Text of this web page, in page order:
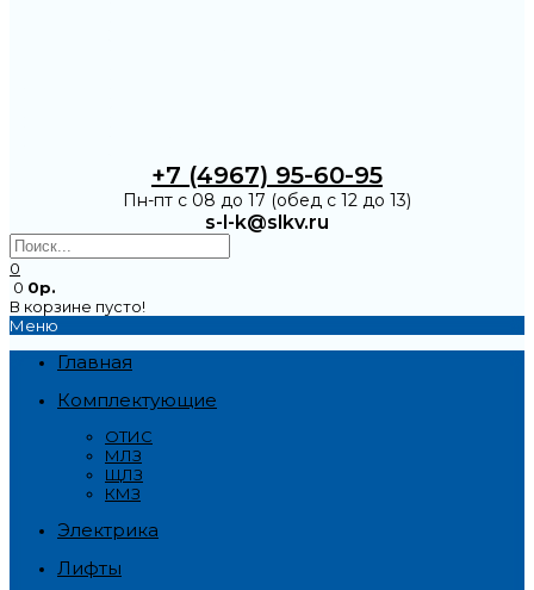
+7 (4967) 95-60-95
Пн-пт с 08 до 17 (обед с 12 до 13)
s-l-k@slkv.ru
0
0 0р.
В корзине пусто!
Меню
Главная
Комплектующие
ОТИС
МЛЗ
ЩЛЗ
КМЗ
Электрика
Лифты